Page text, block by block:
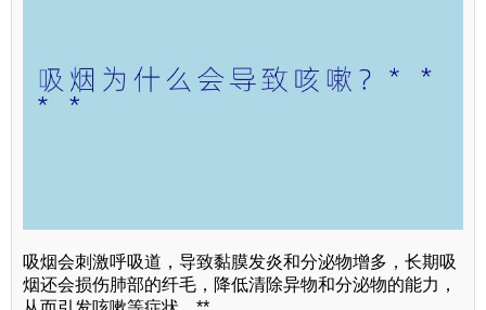
吸烟会刺激呼吸道，导致黏膜发炎和分泌物增多，长期吸
烟还会损伤肺部的纤毛，降低清除异物和分泌物的能力，